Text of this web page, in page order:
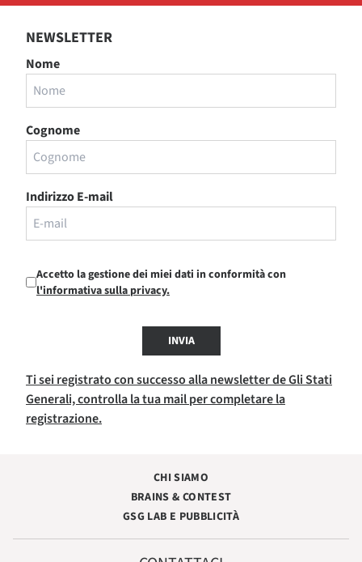
NEWSLETTER
Nome
Cognome
Indirizzo E-mail
Accetto la gestione dei miei dati in conformità con
l'informativa sulla privacy.
INVIA
Ti sei registrato con successo alla newsletter de Gli Stati
Generali, controlla la tua mail per completare la
registrazione.
CHI SIAMO
BRAINS & CONTEST
GSG LAB E PUBBLICITÀ